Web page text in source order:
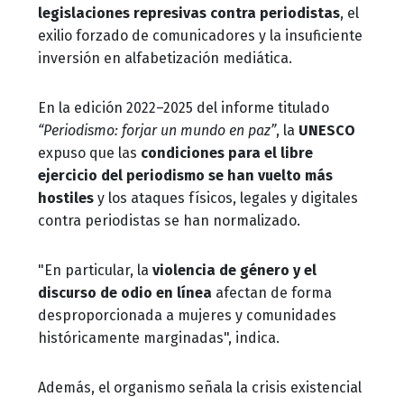
legislaciones represivas contra periodistas, el
exilio forzado de comunicadores y la insuficiente
inversión en alfabetización mediática.
En la edición 2022–2025 del informe titulado
“Periodismo: forjar un mundo en paz”, la UNESCO
expuso que las condiciones para el libre
ejercicio del periodismo se han vuelto más
hostiles y los ataques físicos, legales y digitales
contra periodistas se han normalizado.
"En particular, la violencia de género y el
discurso de odio en línea afectan de forma
desproporcionada a mujeres y comunidades
históricamente marginadas", indica.
Además, el organismo señala la crisis existencial